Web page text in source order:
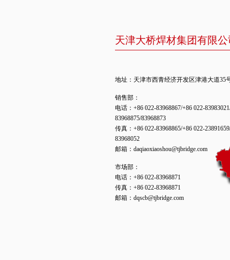
天津大桥焊材集团有限公
地址：天津市西青经济开发区津港大道35
销售部：
电话：+86 022-83968867/+86 022-
83968875/83968873
传真：+86 022-83968865/+86 022-
83968052
邮箱：daqiaoxiaoshou@tjbridge.com
市场部：
电话：+86 022-83968871
传真：+86 022-83968871
邮箱：dqscb@tjbridge.com